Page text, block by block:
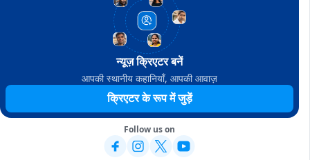
न्यूज़ क्रिएटर बनें
आपकी स्थानीय कहानियाँ, आपकी आवाज़
क्रिएटर के रूप में जुड़ें
Follow us on